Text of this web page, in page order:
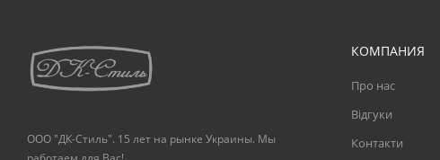
ООО "ДК-Стиль". 15 лет на рынке Украины. Мы
КОМПАНИЯ
Про нас
Відгуки
Контакти